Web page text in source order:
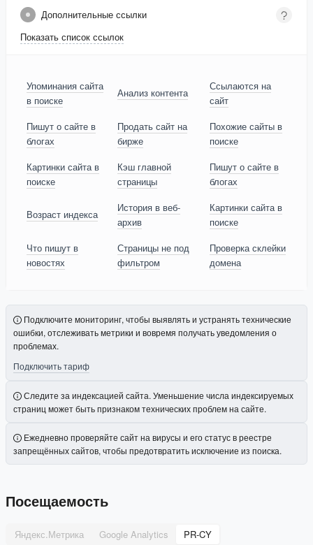
Дополнительные ссылки
Показать список ссылок
Упоминания сайта
в поиске
Анализ контента
Ссылаются на
сайт
Пишут о сайте в
блогах
Продать сайт на
бирже
Похожие сайты в
поиске
Картинки сайта в
поиске
Кэш главной
страницы
Пишут о сайте в
блогах
Возраст индекса
История в веб-
архив
Картинки сайта в
поиске
Что пишут в
новостях
Страницы не под
фильтром
Проверка склейки
домена
Подключите мониторинг, чтобы выявлять и устранять технические
ошибки, отслеживать метрики и вовремя получать уведомления о
проблемах.
Подключить тариф
Следите за индексацией сайта. Уменьшение числа индексируемых
страниц может быть признаком технических проблем на сайте.
Ежедневно проверяйте сайт на вирусы и его статус в реестре
запрещённых сайтов, чтобы предотвратить исключение из поиска.
Посещаемость
Яндекс.Метрика Google Analytics PR-CY